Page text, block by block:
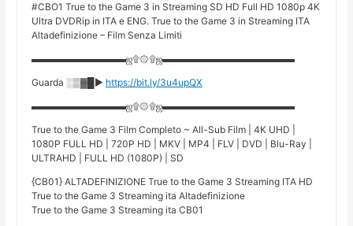
#CBO1 True to the Game 3 in Streaming SD HD Full HD 1080p 4K
Ultra DVDRip in ITA e ENG. True to the Game 3 in Streaming ITA
Altadefinizione – Film Senza Limiti
▬▬▬▬▬▬▬▬▬▬ஜ۩۞۩ஜ▬▬▬▬▬▬▬▬▬▬▬▬▬▬
Guarda ░▒▓█► https://bit.ly/3u4upQX
▬▬▬▬▬▬▬▬▬▬ஜ۩۞۩ஜ▬▬▬▬▬▬▬▬▬▬▬▬▬▬
True to the Game 3 Film Completo ~ All-Sub Film | 4K UHD |
1080P FULL HD | 720P HD | MKV | MP4 | FLV | DVD | Blu-Ray |
ULTRAHD | FULL HD (1080P) | SD
{CB01} ALTADEFINIZIONE True to the Game 3 Streaming ITA HD
True to the Game 3 Streaming ita Altadefinizione
True to the Game 3 Streaming ita CB01